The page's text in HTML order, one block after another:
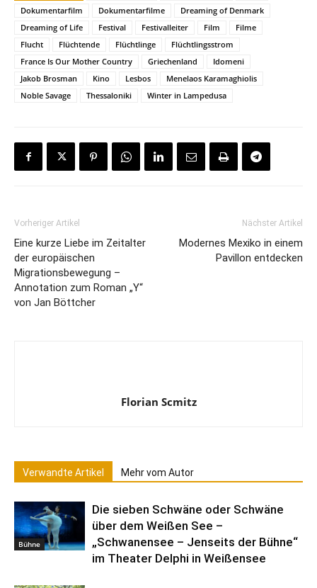
Dokumentarfilm
Dokumentarfilme
Dreaming of Denmark
Dreaming of Life
Festival Festivalleiter Film
Filme
Flucht
Flüchtende Flüchtlinge
Flüchtlingsstrom
France Is Our Mother Country
Griechenland
Idomeni
Jakob Brosman
Kino Lesbos
Menelaos Karamaghiolis
Noble Savage
Thessaloniki Winter in Lampedusa
Vorheriger Artikel
Eine kurze Liebe im Zeitalter
der europäischen
Migrationsbewegung –
Annotation zum Roman „Y“
von Jan Böttcher
Nächster Artikel
Modernes Mexiko in einem
Pavillon entdecken
Florian Scmitz
Verwandte Artikel Mehr vom Autor
Bühne
Die sieben Schwäne oder Schwäne
über dem Weißen See –
„Schwanensee – Jenseits der Bühne“
im Theater Delphi in Weißensee